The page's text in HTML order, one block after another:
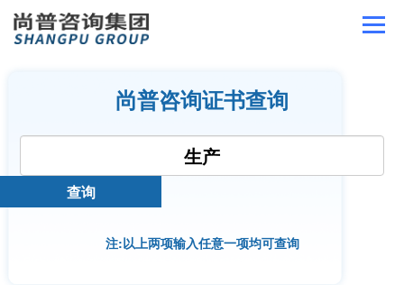
尚普咨询证书查询
注:以上两项输入任意一项均可查询